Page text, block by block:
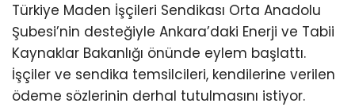
Türkiye Maden İşçileri Sendikası Orta Anadolu
Şubesi’nin desteğiyle Ankara’daki Enerji ve Tabii
Kaynaklar Bakanlığı önünde eylem başlattı.
İşçiler ve sendika temsilcileri, kendilerine verilen
ödeme sözlerinin derhal tutulmasını istiyor.